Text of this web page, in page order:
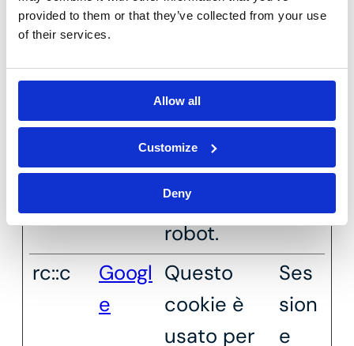
provided to them or that they’ve collected from your use
of their services.
Allow all
Customize
Deny
rc::b
Googl Questo
cookie è
usato per
distinguere
tra umani e
robot.
Ses
rc::c
Googl
e
Questo
cookie è
usato per
Ses
sion
e